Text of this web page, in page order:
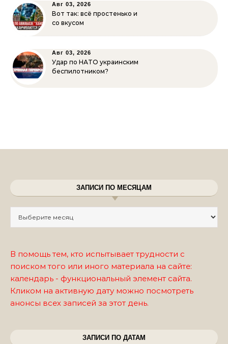
Авг 03, 2026
Вот так: всё простенько и
со вкусом
Авг 03, 2026
Удар по НАТО украинским
беспилотником?
ЗАПИСИ ПО МЕСЯЦАМ
В помощь тем, кто испытывает трудности с
поиском того или иного материала на сайте:
календарь - функциональный элемент сайта.
Кликом на активную дату можно посмотреть
анонсы всех записей за этот день.
ЗАПИСИ ПО ДАТАМ